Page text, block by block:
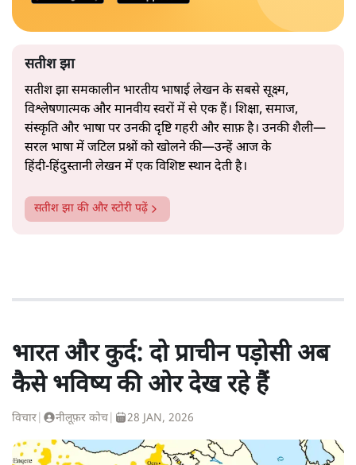
सतीश झा
सतीश झा समकालीन भारतीय भाषाई लेखन के सबसे सूक्ष्म,
विश्लेषणात्मक और मानवीय स्वरों में से एक हैं। शिक्षा, समाज,
संस्कृति और भाषा पर उनकी दृष्टि गहरी और साफ़ है। उनकी शैली—
सरल भाषा में जटिल प्रश्नों को खोलने की—उन्हें आज के
हिंदी‑हिंदुस्तानी लेखन में एक विशिष्ट स्थान देती है।
सतीश झा की और स्टोरी पढ़ें
भारत और कुर्द: दो प्राचीन पड़ोसी अब
कैसे भविष्य की ओर देख रहे हैं
विचार नीलूफ़र कोच 28 JAN, 2026